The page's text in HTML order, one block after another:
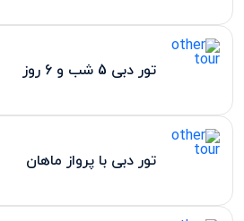
تور دبی 5 شب و 6 روز
تور دبی با پرواز ماهان